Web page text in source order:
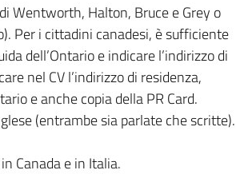
Wentworth, Halton, Bruce e Grey o
Per i cittadini canadesi, è sufficiente
dell’Ontario e indicare l’indirizzo di
nel CV l’indirizzo di residenza,
e anche copia della PR Card.
(entrambe sia parlate che scritte).
Canada e in Italia.